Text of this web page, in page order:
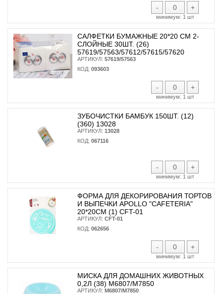
- +
минимум: 1 шт
САЛФЕТКИ БУМАЖНЫЕ 20*20 СМ 2-
СЛОЙНЫЕ 30ШТ. (26)
57619/57563/57612/57615/57620
АРТИКУЛ: 57619/57563
КОД: 093603
- +
минимум: 1 шт
ЗУБОЧИСТКИ БАМБУК 150ШТ. (12)
(360) 13028
АРТИКУЛ: 13028
КОД: 067116
- +
минимум: 1 шт
ФОРМА ДЛЯ ДЕКОРИРОВАНИЯ ТОРТОВ
И ВЫПЕЧКИ APOLLO "CAFETERIA"
20*20СМ (1) CFT-01
АРТИКУЛ: CFT-01
КОД: 062656
- +
минимум: 1 шт
МИСКА ДЛЯ ДОМАШНИХ ЖИВОТНЫХ
0,2Л (38) М6807/М7850
АРТИКУЛ: М6807/М7850